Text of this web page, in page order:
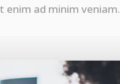
ad minim veniam.